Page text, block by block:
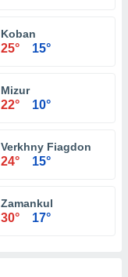
Koban
25° 15°
Mizur
22° 10°
Verkhny Fiagdon
24° 15°
Zamankul
30° 17°